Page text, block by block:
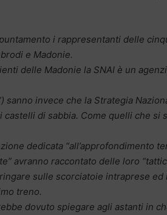
i rappresentanti delle
e Madonie.
delle Madonie la SNAI è un
sanno invece che la Strategia
castelli di sabbia. Come quelli che
dedicata “all’approfondimento
avranno raccontato delle loro
sulle scorciatoie intraprese ed
treno.
dovuto spiegare agli astanti in